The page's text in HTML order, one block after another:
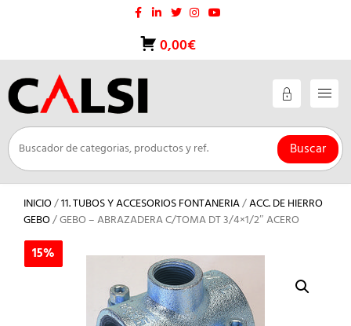
0,00€
Buscar
INICIO/11. TUBOS Y ACCESORIOS FONTANERIA/ACC. DE HIERRO
GEBO/ GEBO – ABRAZADERA C/TOMA DT 3/4×1/2″ ACERO
15%
15%